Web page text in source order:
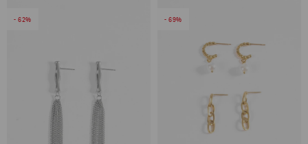
62 69